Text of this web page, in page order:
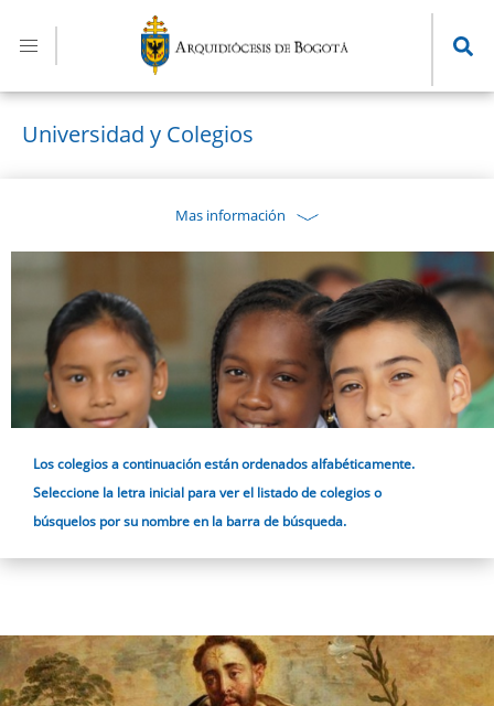
contenido
principal
Universidad y Colegios
Mas información
Los colegios a continuación están ordenados alfabéticamente.
Seleccione la letra inicial para ver el listado de colegios o
búsquelos por su nombre en la barra de búsqueda.